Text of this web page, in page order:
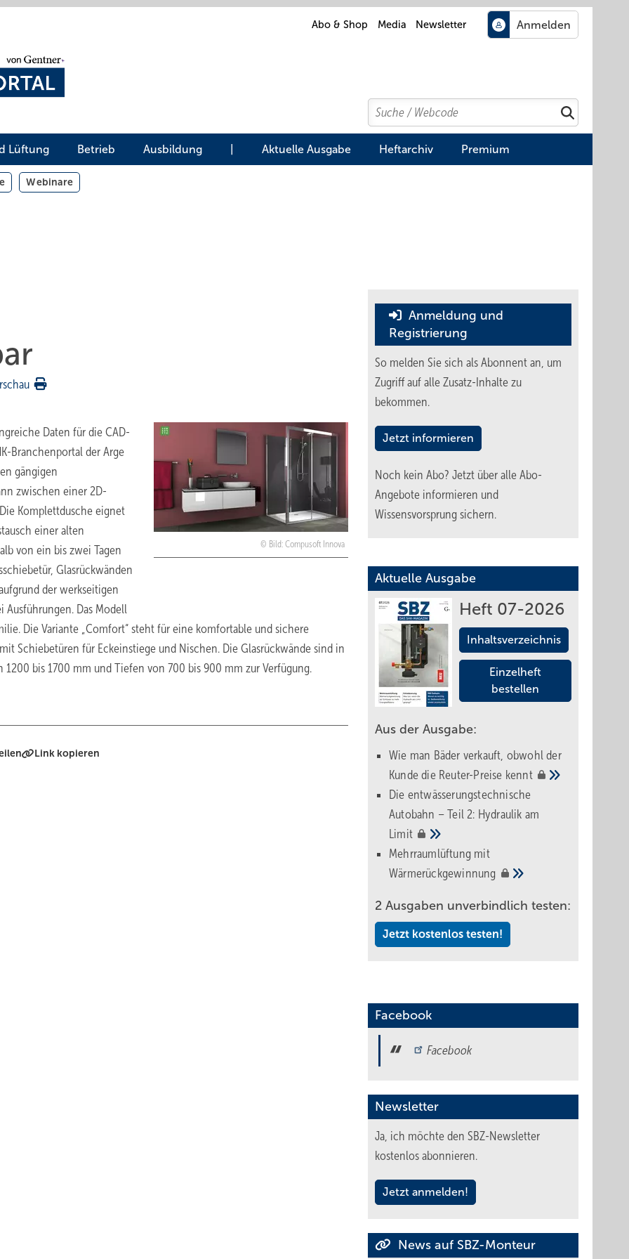
Abo & Shop Media Newsletter
Search
Suchen
Lüftung Betrieb Ausbildung Aktuelle Ausgabe Heftarchiv Premium
Webinare
Bild: Compusoft Innova
Daten für die CAD-
Branchenportal der Arge
gängigen
zwischen einer 2D-
Komplettdusche eignet
einer alten
von ein bis zwei Tagen
Glasrückwänden
der werkseitigen
Das Modell
Die Variante „Comfort“ steht für eine komfortable und sichere
Schiebetüren für Eckeinstiege und Nischen. Die Glasrückwände sind in
bis 1700 mm und Tiefen von 700 bis 900 mm zur Verfügung.
Link kopieren
Anmeldung und
Registrierung
So melden Sie sich als Abonnent an, um
Zugriff auf alle Zusatz-Inhalte zu
bekommen.
Jetzt informieren
Noch kein Abo? Jetzt über alle Abo-
Angebote informieren und
Wissensvorsprung sichern.
Aktuelle Ausgabe
Heft 07-2026
Inhaltsverzeichnis
Einzelheft
bestellen
Aus der Ausgabe:
Wie man Bäder verkauft, obwohl der
Kunde die Reuter-Preise kennt
Die entwässerungstechnische
Autobahn – Teil 2: Hydraulik am
Limit
Mehrraumlüftung mit
Wärmerückgewinnung
2 Ausgaben unverbindlich testen:
Jetzt kostenlos testen!
Facebook
Facebook
Newsletter
Ja, ich möchte den SBZ-Newsletter
kostenlos abonnieren.
Jetzt anmelden!
News auf SBZ-Monteur